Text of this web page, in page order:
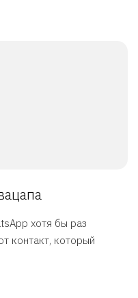
хотя бы раз
контакт, который